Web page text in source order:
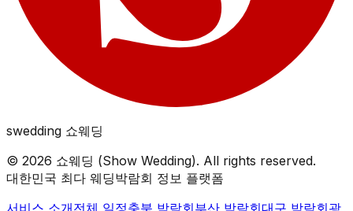
swedding 쇼웨딩
© 2026 쇼웨딩 (Show Wedding). All rights reserved.
대한민국 최다 웨딩박람회 정보 플랫폼